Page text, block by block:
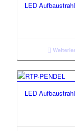
LED
LED